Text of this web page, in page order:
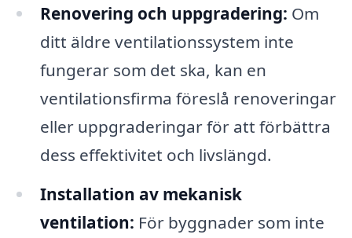
Renovering och uppgradering: Om
ditt äldre ventilationssystem inte
fungerar som det ska, kan en
ventilationsfirma föreslå renoveringar
eller uppgraderingar för att förbättra
dess effektivitet och livslängd.
Installation av mekanisk
ventilation: För byggnader som inte